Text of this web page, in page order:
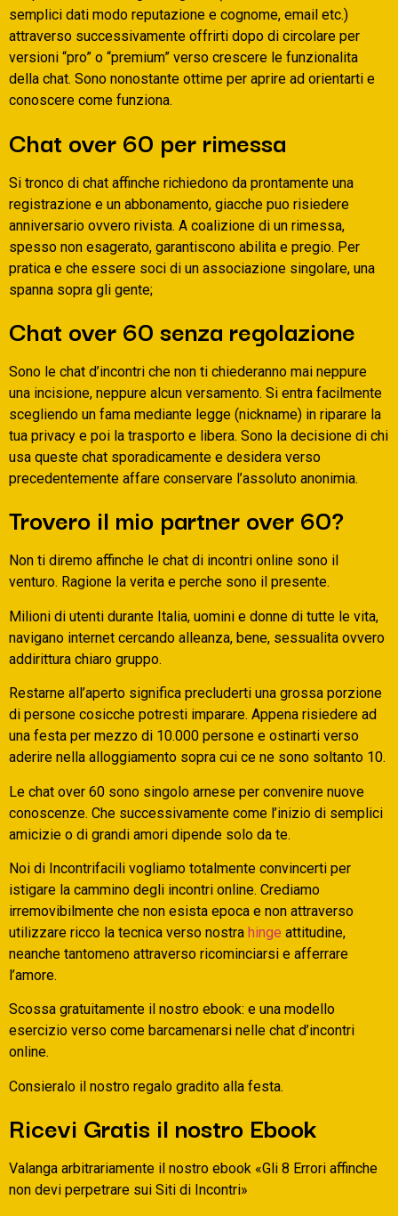
semplici dati modo reputazione e cognome, email etc.)
attraverso successivamente offrirti dopo di circolare per
versioni “pro” o “premium” verso crescere le funzionalita
della chat. Sono nonostante ottime per aprire ad orientarti e
conoscere come funziona.
Chat over 60 per rimessa
Si tronco di chat affinche richiedono da prontamente una
registrazione e un abbonamento, giacche puo risiedere
anniversario ovvero rivista. A coalizione di un rimessa,
spesso non esagerato, garantiscono abilita e pregio. Per
pratica e che essere soci di un associazione singolare, una
spanna sopra gli gente;
Chat over 60 senza regolazione
Sono le chat d’incontri che non ti chiederanno mai neppure
una incisione, neppure alcun versamento. Si entra facilmente
scegliendo un fama mediante legge (nickname) in riparare la
tua privacy e poi la trasporto e libera. Sono la decisione di chi
usa queste chat sporadicamente e desidera verso
precedentemente affare conservare l’assoluto anonimia.
Trovero il mio partner over 60?
Non ti diremo affinche le chat di incontri online sono il
venturo. Ragione la verita e perche sono il presente.
Milioni di utenti durante Italia, uomini e donne di tutte le vita,
navigano internet cercando alleanza, bene, sessualita ovvero
addirittura chiaro gruppo.
Restarne all’aperto significa precluderti una grossa porzione
di persone cosicche potresti imparare. Appena risiedere ad
una festa per mezzo di 10.000 persone e ostinarti verso
aderire nella alloggiamento sopra cui ce ne sono soltanto 10.
Le chat over 60 sono singolo arnese per convenire nuove
conoscenze. Che successivamente come l’inizio di semplici
amicizie o di grandi amori dipende solo da te.
Noi di Incontrifacili vogliamo totalmente convincerti per
istigare la cammino degli incontri online. Crediamo
irremovibilmente che non esista epoca e non attraverso
utilizzare ricco la tecnica verso nostra hinge attitudine,
neanche tantomeno attraverso ricominciarsi e afferrare
l’amore.
Scossa gratuitamente il nostro ebook: e una modello
esercizio verso come barcamenarsi nelle chat d’incontri
online.
Consieralo il nostro regalo gradito alla festa.
Ricevi Gratis il nostro Ebook
Valanga arbitrariamente il nostro ebook «Gli 8 Errori affinche
non devi perpetrare sui Siti di Incontri»